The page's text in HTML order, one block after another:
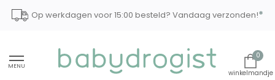
Op werkdagen voor 15:00 besteld? Vandaag verzonden!*
MENU
0